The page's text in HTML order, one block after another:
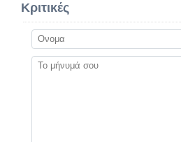
Κριτικές